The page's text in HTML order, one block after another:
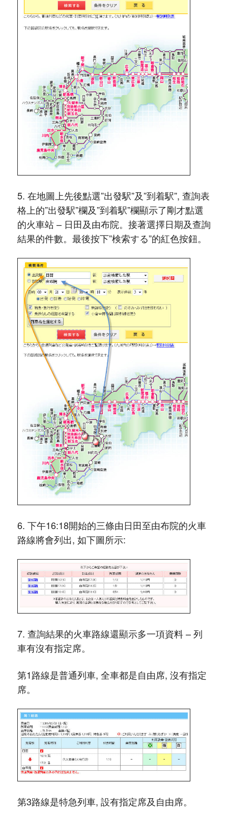
5. 在地圖上先後點選”出發駅”及”到着駅”, 查詢表
格上的”出發駅”欄及”到着駅”欄顯示了剛才點選
的火車站 – 日田及由布院。接著選擇日期及查詢
結果的件數。最後按下”検索する”的紅色按鈕。
6. 下午16:18開始的三條由日田至由布院的火車
路線將會列出, 如下圖所示:
7. 查詢結果的火車路線還顯示多一項資料 – 列
車有沒有指定席。
第1路線是普通列車, 全車都是自由席, 沒有指定
席。
第3路線是特急列車, 設有指定席及自由席。